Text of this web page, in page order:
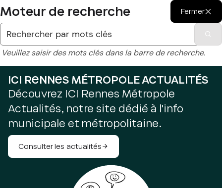
Moteur de recherche Fermer
Veuillez saisir des mots clés dans la barre de recherche.
ICI RENNES MÉTROPOLE ACTUALITÉS
Découvrez ICI Rennes Métropole
Actualités, notre site dédié à l'info
municipale et métropolitaine.
Consulter les actualités